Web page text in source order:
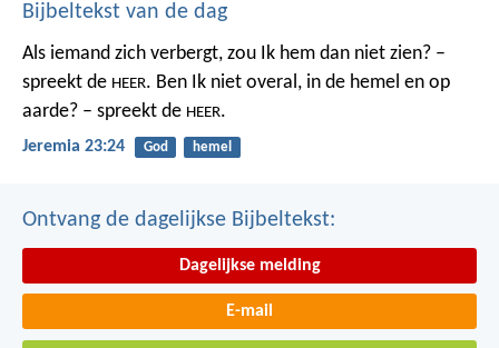
Bijbeltekst van de dag
Als iemand zich verbergt, zou Ik hem dan niet zien? –
spreekt de HEER. Ben Ik niet overal, in de hemel en op
aarde? – spreekt de HEER.
Jeremia 23:24 God hemel
Ontvang de dagelijkse Bijbeltekst:
Dagelijkse melding
E-mail